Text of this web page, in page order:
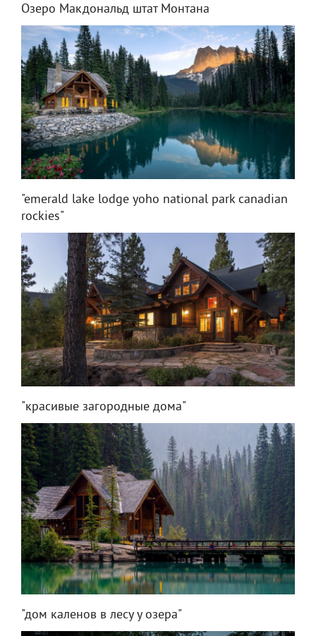
Озеро Макдональд штат Монтана
"emerald lake lodge yoho national park canadian
rockies"
"красивые загородные дома"
"дом каленов в лесу у озера"